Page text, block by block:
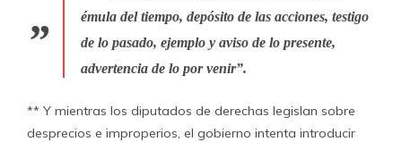
émula del tiempo, depósito de las acciones, testigo
de lo pasado, ejemplo y aviso de lo presente,
advertencia de lo por venir”.
** Y mientras los diputados de derechas legislan sobre
desprecios e improperios, el gobierno intenta introducir